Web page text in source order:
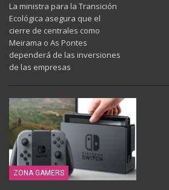
La ministra para la Transición
Ecológica asegura que el
cierre de centrales como
Meirama o As Pontes
dependerá de las inversiones
de las empresas
ZONA GAMERS